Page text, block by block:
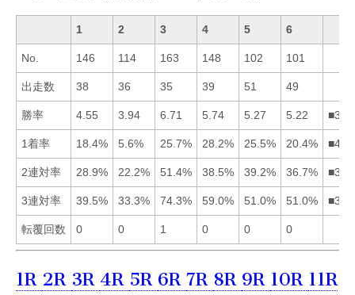
1 2 3 4 5 6
No. 146 114 163 148 102 101
出走数 38 36 35 39 51 49
勝率 4.55 3.94 6.71 5.74 5.27 5.22
1着率 18.4% 5.6% 25.7% 28.2% 25.5% 20.4%
2連対率 28.9% 22.2% 51.4% 38.5% 39.2% 36.7%
3連対率 39.5% 33.3% 74.3% 59.0% 51.0% 51.0%
転覆回数 0 0 1 0 0 0
1R 2R 3R 4R 5R 6R 7R 8R 9R 10R 11R